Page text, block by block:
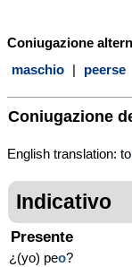
Coniugazione
maschio | peerse
Coniugazione
English translation: to
Indicativo
Presente
¿(yo) peo?